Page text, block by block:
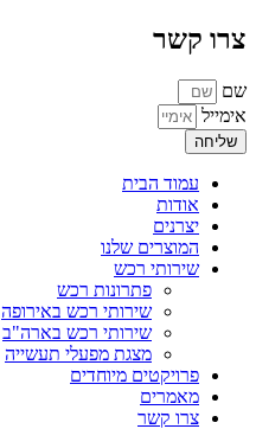
צרו קשר
שם
אימייל
שליחה
עמוד הבית
אודות
יצרנים
המוצרים שלנו
שירותי רכש
פתרונות רכש
שירותי רכש באירופה
שירותי רכש בארה"ב
מצגת מפעלי תעשייה
פרויקטים מיוחדים
מאמרים
צרו קשר